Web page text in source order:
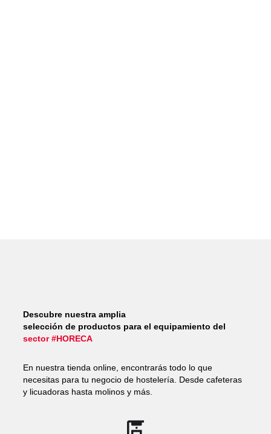
Descubre nuestra amplia
selección de productos para el equipamiento del
sector #HORECA
En nuestra tienda online, encontrarás todo lo que
necesitas para tu negocio de hostelería. Desde cafeteras
y licuadoras hasta molinos y más.